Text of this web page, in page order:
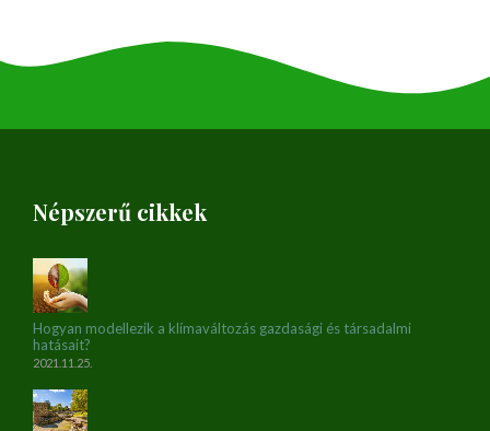
Népszerű cikkek
Hogyan modellezik a klímaváltozás gazdasági és társadalmi
hatásait?
2021.11.25.